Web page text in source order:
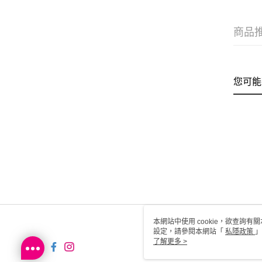
商品
您可
本網站中使用 cookie，欲查詢有
設定，請參閱本網站「 私隱政策
用 cookie。
了解更多 >